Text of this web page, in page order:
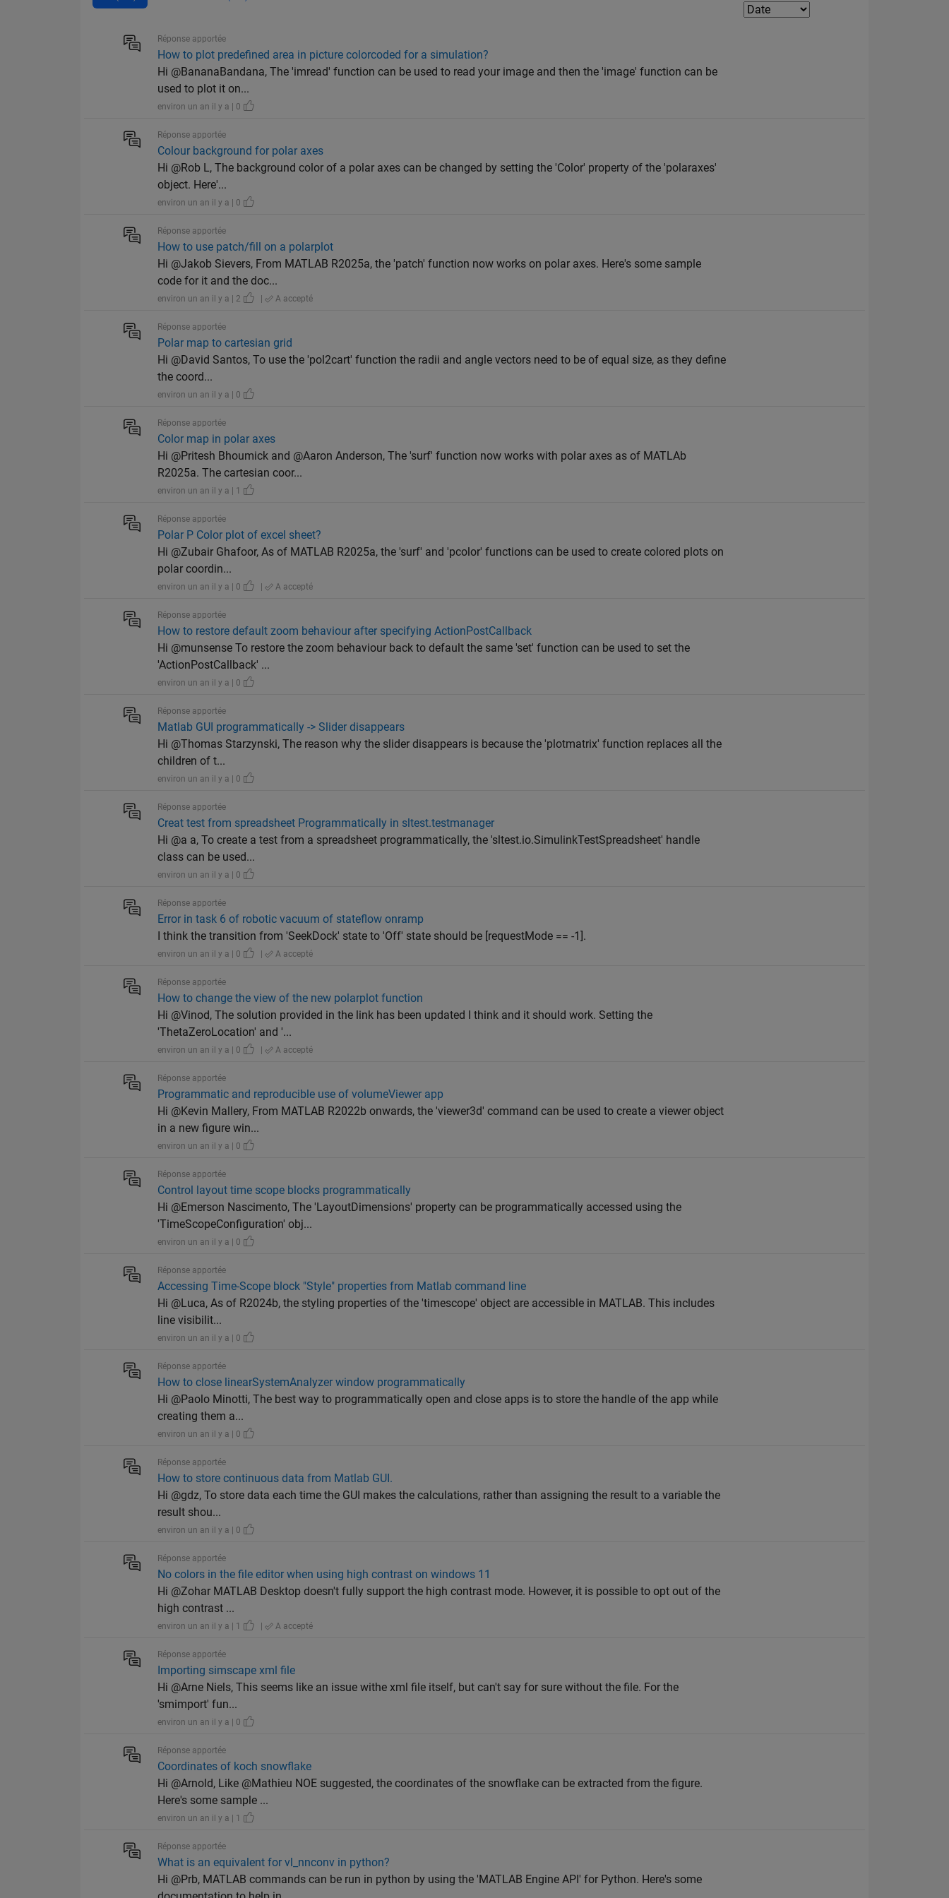
Réponse apportée
How to plot predefined area in picture colorcoded for a simulation?
Hi @BananaBandana, The 'imread' function can be used to read your image and then the 'image' function can be
used to plot it on...
environ un an il y a | 0
Réponse apportée
Colour background for polar axes
Hi @Rob L, The background color of a polar axes can be changed by setting the 'Color' property of the 'polaraxes'
object. Here'...
environ un an il y a | 0
Réponse apportée
How to use patch/fill on a polarplot
Hi @Jakob Sievers, From MATLAB R2025a, the 'patch' function now works on polar axes. Here's some sample
code for it and the doc...
environ un an il y a | 2 | A accepté
Réponse apportée
Polar map to cartesian grid
Hi @David Santos, To use the 'pol2cart' function the radii and angle vectors need to be of equal size, as they define
the coord...
environ un an il y a | 0
Réponse apportée
Color map in polar axes
Hi @Pritesh Bhoumick and @Aaron Anderson, The 'surf' function now works with polar axes as of MATLAb
R2025a. The cartesian coor...
environ un an il y a | 1
Réponse apportée
Polar P Color plot of excel sheet?
Hi @Zubair Ghafoor, As of MATLAB R2025a, the 'surf' and 'pcolor' functions can be used to create colored plots on
polar coordin...
environ un an il y a | 0 | A accepté
Réponse apportée
How to restore default zoom behaviour after specifying ActionPostCallback
Hi @munsense To restore the zoom behaviour back to default the same 'set' function can be used to set the
'ActionPostCallback' ...
environ un an il y a | 0
Réponse apportée
Matlab GUI programmatically -> Slider disappears
Hi @Thomas Starzynski, The reason why the slider disappears is because the 'plotmatrix' function replaces all the
children of t...
environ un an il y a | 0
Réponse apportée
Creat test from spreadsheet Programmatically in sltest.tes​tmanager
Hi @a a, To create a test from a spreadsheet programmatically, the 'sltest.io.SimulinkTestSpreadsheet' handle
class can be used...
environ un an il y a | 0
Réponse apportée
Error in task 6 of robotic vacuum of stateflow onramp
I think the transition from 'SeekDock' state to 'Off' state should be [requestMode == -1].
environ un an il y a | 0 | A accepté
Réponse apportée
How to change the view of the new polarplot function
Hi @Vinod, The solution provided in the link has been updated I think and it should work. Setting the
'ThetaZeroLocation' and '...
environ un an il y a | 0 | A accepté
Réponse apportée
Programmatic and reproducible use of volumeViewer app
Hi @Kevin Mallery, From MATLAB R2022b onwards, the 'viewer3d' command can be used to create a viewer object
in a new figure win...
environ un an il y a | 0
Réponse apportée
Control layout time scope blocks programmatically
Hi @Emerson Nascimento, The 'LayoutDimensions' property can be programmatically accessed using the
'TimeScopeConfiguration' obj...
environ un an il y a | 0
Réponse apportée
Accessing Time-Scope block "Style" properties from Matlab command line
Hi @Luca, As of R2024b, the styling properties of the 'timescope' object are accessible in MATLAB. This includes
line visibilit...
environ un an il y a | 0
Réponse apportée
How to close linearSystemAnalyzer window programmatically
Hi @Paolo Minotti, The best way to programmatically open and close apps is to store the handle of the app while
creating them a...
environ un an il y a | 0
Réponse apportée
How to store continuous data from Matlab GUI.
Hi @gdz, To store data each time the GUI makes the calculations, rather than assigning the result to a variable the
result shou...
environ un an il y a | 0
Réponse apportée
No colors in the file editor when using high contrast on windows 11
Hi @Zohar MATLAB Desktop doesn't fully support the high contrast mode. However, it is possible to opt out of the
high contrast ...
environ un an il y a | 1 | A accepté
Réponse apportée
Importing simscape xml file
Hi @Arne Niels, This seems like an issue withe xml file itself, but can't say for sure without the file. For the
'smimport' fun...
environ un an il y a | 0
Réponse apportée
Coordinates of koch snowflake
Hi @Arnold, Like @Mathieu NOE suggested, the coordinates of the snowflake can be extracted from the figure.
Here's some sample ...
environ un an il y a | 1
Réponse apportée
What is an equivalent for vl_nnconv in python?
Hi @Prb, MATLAB commands can be run in python by using the 'MATLAB Engine API' for Python. Here's some